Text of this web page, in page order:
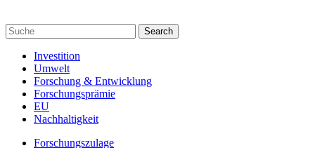
Investition
Umwelt
Forschung & Entwicklung
Forschungsprämie
EU
Nachhaltigkeit
Forschungszulage